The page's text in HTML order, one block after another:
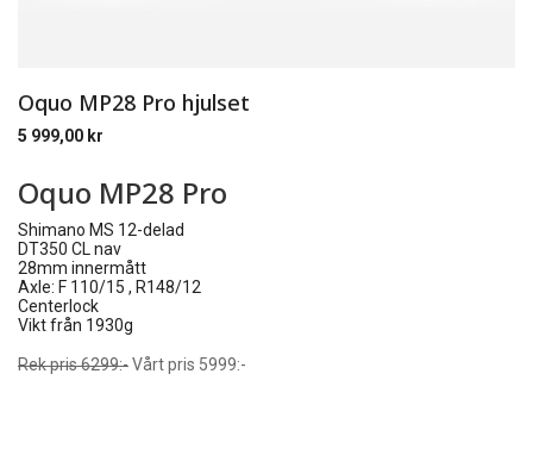
Oquo MP28 Pro hjulset
5 999,00 kr
Oquo MP28 Pro
Shimano MS 12-delad
DT350 CL nav
28mm innermått
Axle: F 110/15 , R148/12
Centerlock
Vikt från 1930g
Rek pris 6299:-Vårt pris 5999:-